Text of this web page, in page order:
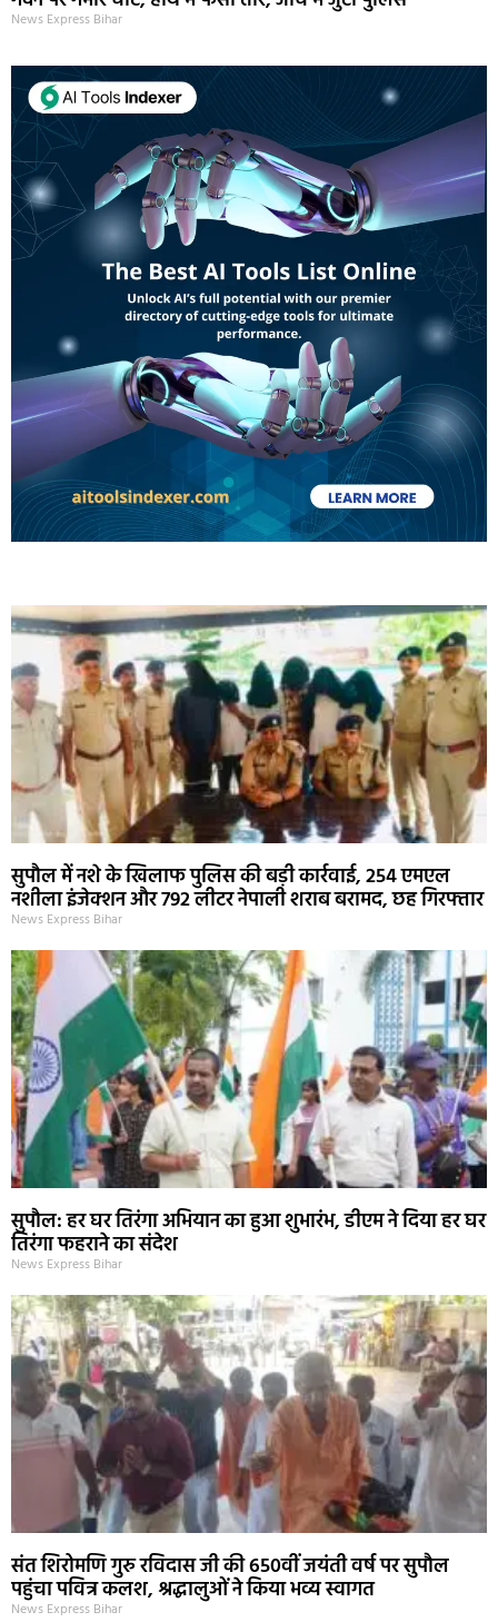
News Express Bihar
सुपौल में नशे के खिलाफ पुलिस की बड़ी कार्रवाई, 254 एमएल
नशीला इंजेक्शन और 792 लीटर नेपाली शराब बरामद, छह गिरफ्तार
News Express Bihar
सुपौल: हर घर तिरंगा अभियान का हुआ शुभारंभ, डीएम ने दिया हर घर
तिरंगा फहराने का संदेश
News Express Bihar
संत शिरोमणि गुरु रविदास जी की 650वीं जयंती वर्ष पर सुपौल
पहुंचा पवित्र कलश, श्रद्धालुओं ने किया भव्य स्वागत
News Express Bihar